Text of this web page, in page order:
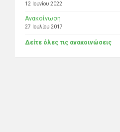
12 Ιουνίου 2022
Ανακοίνωση
27 Ιουλίου 2017
Δείτε όλες τις ανακοινώσεις